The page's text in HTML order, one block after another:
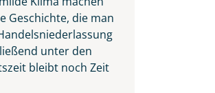
Geschichte, die man
unter den
bleibt noch Zeit